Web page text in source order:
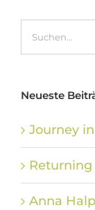
nach:
Neueste
Journey
Anna